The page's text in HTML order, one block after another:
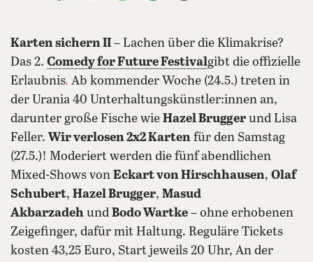
Karten sichern II – Lachen über die Klimakrise?
Das 2. Comedy for Future Festivalgibt die offizielle
Erlaubnis. Ab kommender Woche (24.5.) treten in
der Urania 40 Unterhaltungskünstler:innen an,
darunter große Fische wie Hazel Brugger und Lisa
Feller. Wir verlosen 2x2 Karten für den Samstag
(27.5.)! Moderiert werden die fünf abendlichen
Mixed-Shows von Eckart von Hirschhausen, Olaf
Schubert, Hazel Brugger, Masud
Akbarzadeh und Bodo Wartke – ohne erhobenen
Zeigefinger, dafür mit Haltung. Reguläre Tickets
kosten 43,25 Euro, Start jeweils 20 Uhr, An der